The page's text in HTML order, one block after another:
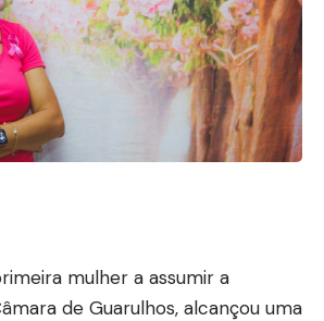
mulher a assumir a
de Guarulhos, alcançou uma